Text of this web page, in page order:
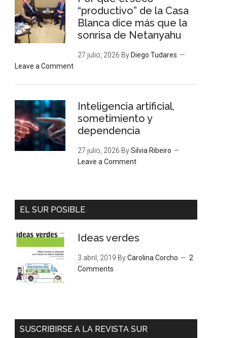
“productivo” de la Casa
Blanca dice más que la
sonrisa de Netanyahu
27 julio, 2026 By Diego Tudares
Leave a Comment
Inteligencia artificial,
sometimiento y
dependencia
27 julio, 2026 BySilvia Ribeiro
Leave a Comment
EL SUR POSIBLE
Ideas verdes
3 abril, 2019 ByCarolina Corcho
2
Comments
SUSCRIBIRSE A LA REVISTA SUR